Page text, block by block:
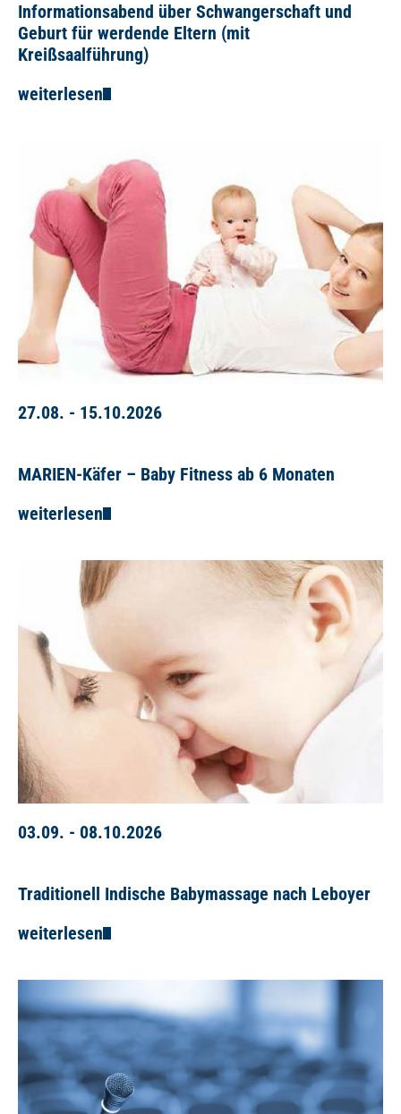
Informationsabend über Schwangerschaft und
Geburt für werdende Eltern (mit
Kreißsaalführung)
weiterlesen
27.08. - 15.10.2026
MARIEN-Käfer – Baby Fitness ab 6 Monaten
weiterlesen
03.09. - 08.10.2026
Traditionell Indische Babymassage nach Leboyer
weiterlesen